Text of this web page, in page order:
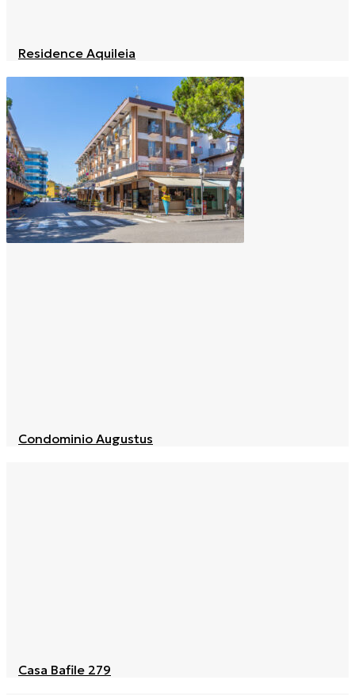
Residence Aquileia
Condominio Augustus
Casa Bafile 279